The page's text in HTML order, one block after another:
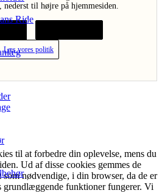
Ride
nederst til højre på hjemmesiden.
Læs vores politik
til at forbedre din oplevelse, mens du
Ud af disse cookies gemmes de
som nødvendige, i din browser, da de er
grundlæggende funktioner fungerer. Vi